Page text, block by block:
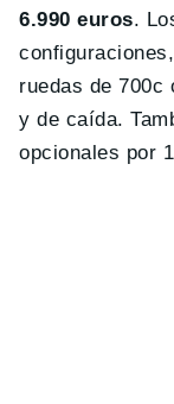
6.990 euros.
ruedas de 700c
y de caída.
opcionales por